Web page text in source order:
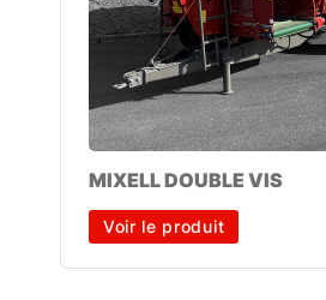
MIXELL DOUBLE VIS
Voir le produit